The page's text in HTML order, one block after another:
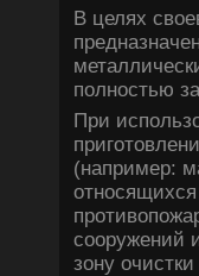
В целях
полностью
При
(например:
относящихся
сооружений
зону